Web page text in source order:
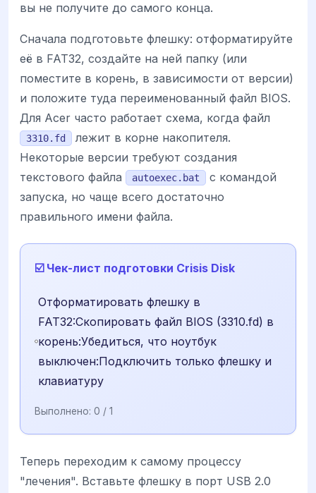
вы не получите до самого конца.
Сначала подготовьте флешку: отформатируйте
её в FAT32, создайте на ней папку (или
поместите в корень, в зависимости от версии)
и положите туда переименованный файл BIOS.
Для Acer часто работает схема, когда файл
3310.fd
лежит в корне накопителя.
Некоторые версии требуют создания
текстового файла
autoexec.bat
с командой
запуска, но чаще всего достаточно
правильного имени файла.
☑️ Чек-лист подготовки Crisis Disk
Отформатировать флешку в
FAT32:Скопировать файл BIOS (3310.fd) в
корень:Убедиться, что ноутбук
выключен:Подключить только флешку и
клавиатуру
Выполнено: 0 / 1
Теперь переходим к самому процессу
"лечения". Вставьте флешку в порт USB 2.0